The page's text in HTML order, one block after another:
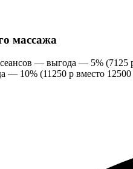
массажа
— выгода — 5% (7125
— 10% (11250 р вместо 12500